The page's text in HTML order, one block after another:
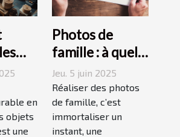
en
objets
une
Photos de
famille : à quel
photographe
confier cette
tâche à
Grenoble ?
Jeu. 5 juin 2025
Réaliser des photos
de famille, c’est
immortaliser un
instant, une